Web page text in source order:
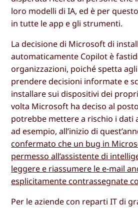
loro modelli di IA, ed è per
in tutte le app e gli strumenti.
La decisione di Microsoft di
automaticamente Copilot è
organizzazioni, poiché spetta
prendere decisioni informate e
installare sui dispositivi dei
volta Microsoft ha deciso al
potrebbe mettere a rischio i dati
ad esempio, all’inizio di
confermato che un bug in
permesso all’assistente di
leggere e riassumere le e-mail
esplicitamente contrassegnate
Per le aziende con reparti IT di